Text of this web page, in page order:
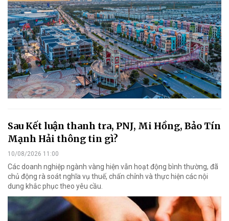
Sau Kết luận thanh tra, PNJ, Mi Hồng, Bảo Tín
Mạnh Hải thông tin gì?
10/08/2026 11:00
Các doanh nghiệp ngành vàng hiện vẫn hoạt động bình thường, đã
chủ động rà soát nghĩa vụ thuế, chấn chỉnh và thực hiện các nội
dung khắc phục theo yêu cầu.